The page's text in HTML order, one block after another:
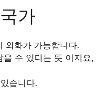
가
외화가 가능합니다.
수 있다는 뜻 이지요,
습니다.